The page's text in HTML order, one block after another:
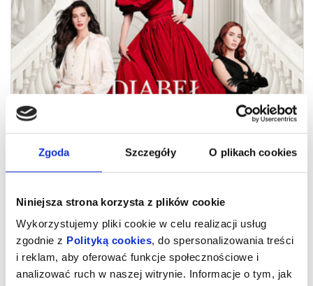
Zgoda Szczegóły O plikach cookies
Niniejsza strona korzysta z plików cookie
Wykorzystujemy pliki cookie w celu realizacji usług
zgodnie z Polityką cookies, do spersonalizowania treści
i reklam, aby oferować funkcje społecznościowe i
analizować ruch w naszej witrynie. Informacje o tym, jak